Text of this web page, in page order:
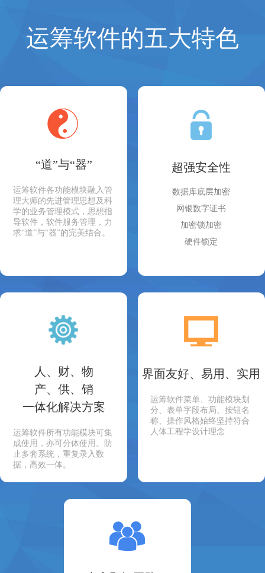
运筹软件的五大特色
“道”与“器”
运筹软件各功能模块融入管
理大师的先进管理思想及科
学的业务管理模式，思想指
导软件，软件服务管理，力
求“道”与“器”的完美结合。
超强安全性
数据库底层加密
网银数字证书
加密锁加密
硬件锁定
人、财、物
产、供、销
一体化解决方案
运筹软件所有功能模块可集
成使用，亦可分体使用。防
止多套系统，重复录入数
据，高效一体。
界面友好、易用、实用
运筹软件菜单、功能模块划
分、表单字段布局、按钮名
称、操作风格始终坚持符合
人体工程学设计理念